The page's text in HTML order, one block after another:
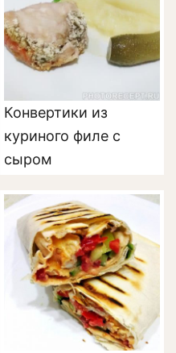
Конвертики из
куриного филе с
сыром